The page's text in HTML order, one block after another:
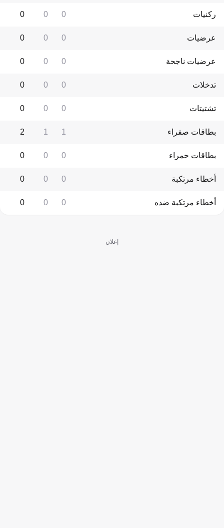
ركنيات 0
0
0
عرضيات 0
0
0
عرضيات ناجحة 0
0
0
تدخلات 0
0
0
تشتيتات 0
0
0
بطاقات صفراء 1
1
2
بطاقات حمراء 0
0
0
أخطاء مرتكبة 0
0
0
أخطاء مرتكبة ضده 0
0
0
إعلان